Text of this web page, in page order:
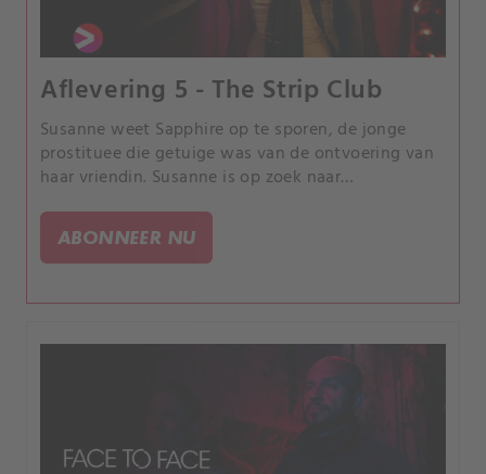
Aflevering 5 - The Strip Club
Susanne weet Sapphire op te sporen, de jonge
prostituee die getuige was van de ontvoering van
haar vriendin. Susanne is op zoek naar
te geven.
ABONNEER NU